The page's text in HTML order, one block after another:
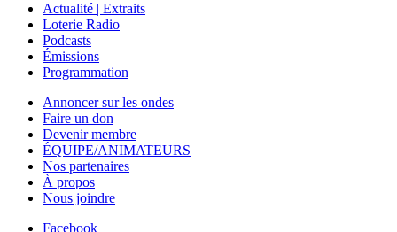
Actualité | Extraits
Loterie Radio
Podcasts
Émissions
Programmation
Annoncer sur les ondes
Faire un don
Devenir membre
ÉQUIPE/ANIMATEURS
Nos partenaires
À propos
Nous joindre
Facebook